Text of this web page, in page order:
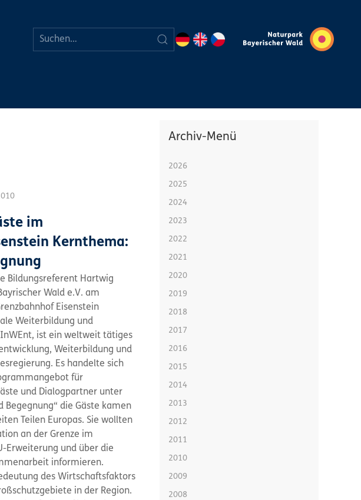
im
Kernthema:
Bildungsreferent Hartwig
Wald e.V. am
Eisenstein
Weiterbildung und
ist ein weltweit tätiges
Weiterbildung und
Es handelte sich
für
und Dialogpartner unter
Begegnung“ die Gäste kamen
Teilen Europas. Sie wollten
an der Grenze im
Erweiterung und über die
informieren.
des Wirtschaftsfaktors
in der Region.
Archiv-Menü
2026
2025
2024
2023
2022
2021
2020
2019
2018
2017
2016
2015
2014
2013
2012
2011
2010
2009
2008